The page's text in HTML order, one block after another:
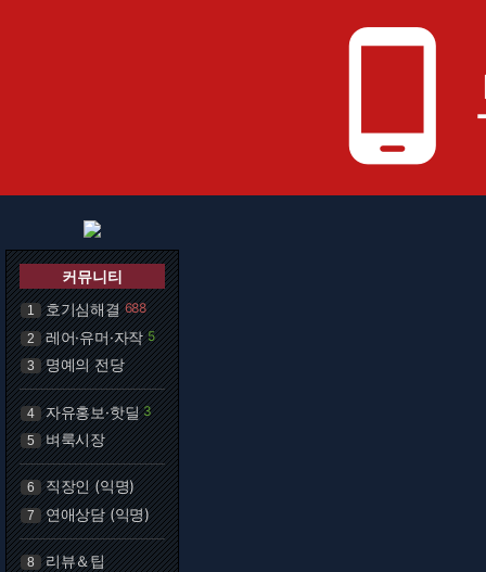
phone_android
커뮤니티
1 호기심해결 688
2 레어·유머·자작 5
3 명예의 전당
4 자유홍보·핫딜 3
5 벼룩시장
6 직장인 (익명)
7 연애상담 (익명)
8 리뷰＆팁